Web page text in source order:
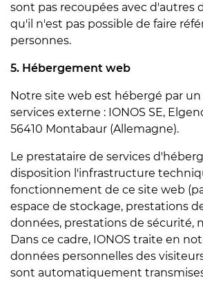
sont pas recoupées avec d'autres
qu'il n'est pas possible de faire
personnes.
5. Hébergement web
Notre site web est hébergé par
services externe : IONOS SE,
56410 Montabaur (Allemagne).
Le prestataire de services
disposition l'infrastructure
fonctionnement de ce site web
espace de stockage, prestations
données, prestations de sécurité,
Dans ce cadre, IONOS traite en
données personnelles des
sont automatiquement